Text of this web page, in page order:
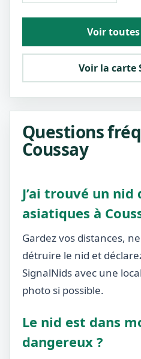
Voir
Voir la carte
Questions
Coussay
J’ai trouvé un
asiatiques à
Gardez vos distances,
détruire le nid et
SignalNids avec une
photo si possible.
Le nid est dans
dangereux ?